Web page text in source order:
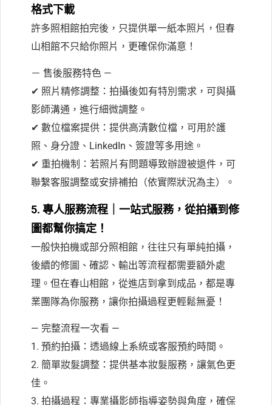
格式下載
許多照相館拍完後，只提供單一紙本照片，但春
山相館不只給你照片，更確保你滿意！
－ 售後服務特色 —
✔ 照片精修調整：拍攝後如有特別需求，可與攝
影師溝通，進行細微調整。
✔ 數位檔案提供：提供高清數位檔，可用於護
照、身分證、LinkedIn、簽證等多用途。
✔ 重拍機制：若照片有問題導致辦證被退件，可
聯繫客服調整或安排補拍（依實際狀況為主）。
5. 專人服務流程｜一站式服務，從拍攝到修
圖都幫你搞定！
一般快拍機或部分照相館，往往只有單純拍攝，
後續的修圖、確認、輸出等流程都需要額外處
理。但在春山相館，從進店到拿到成品，都是專
業團隊為你服務，讓你拍攝過程更輕鬆無憂！
— 完整流程一次看 —
1. 預約拍攝：透過線上系統或客服預約時間。
2. 簡單妝髮調整：提供基本妝髮服務，讓氣色更
佳。
3. 拍攝過程：專業攝影師指導姿勢與角度，確保